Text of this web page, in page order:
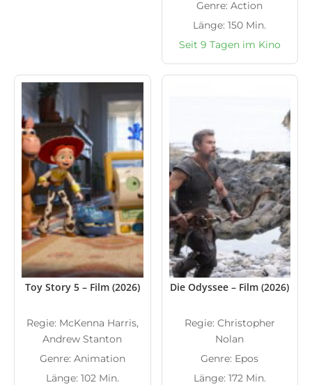
Genre: Action
Länge: 150 Min.
Seit 9 Tagen im Kino
Toy Story 5 – Film (2026)
Regie: McKenna Harris,
Andrew Stanton
Genre: Animation
Länge: 102 Min.
Die Odyssee – Film (2026)
Regie: Christopher
Nolan
Genre: Epos
Länge: 172 Min.